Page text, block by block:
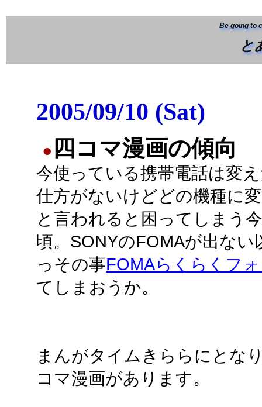
Be going to
と
2005/09/10 (Sat)
● 四コマ漫画の傾向
今使っている携帯電話は変
仕方がないけどどの機種に
と言われると困ってしまう
頃。SONYのFOMAが出ない
っその事FOMAらくらくフ
てしまおうか。
まんがタイムきららにとな
コマ漫画があります。